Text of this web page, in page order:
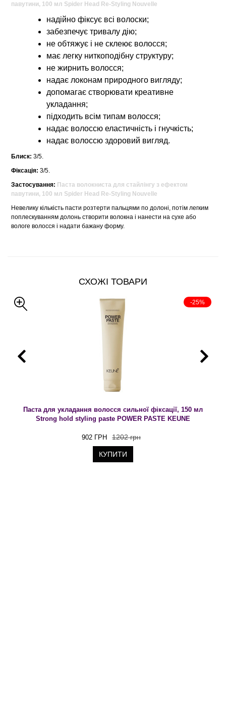
павутини, 100 мл Spider Head Re-Styling Nouvelle
надійно фіксує всі волоски;
забезпечує тривалу дію;
не обтяжує і не склеює волосся;
має легку ниткоподібну структуру;
не жирнить волосся;
надає локонам природного вигляду;
допомагає створювати креативне
укладання;
підходить всім типам волосся;
надає волоссю еластичність і гнучкість;
надає волоссю здоровий вигляд.
Блиск: 3/5.
Фіксація: 3/5.
Застосування: Паста волокниста для стайлінгу з ефектом
павутини, 100 мл Spider Head Re-Styling Nouvelle
Невелику кількість пасти розтерти пальцями по долоні, потім легким
поплескуванням долонь створити волокна і нанести на сухе або
вологе волосся і надати бажану форму.
СХОЖІ ТОВАРИ
-25%
Паста для укладання волосся сильної фіксації, 150 мл
Strong hold styling paste POWER PASTE KEUNE
902 ГРН 1202 грн
КУПИТИ